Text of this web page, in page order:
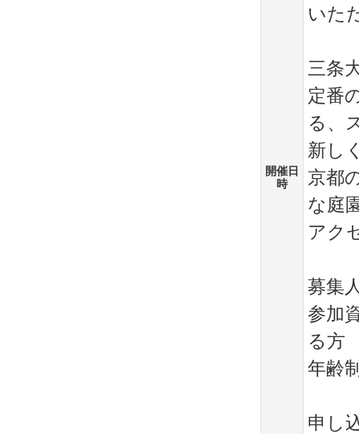
開催日
時
いた
三条
定番
る、
新し
京都
な庭
アク
募集
参加
る方
年齢
申し